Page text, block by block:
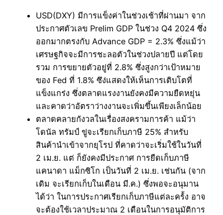
USD(DXY) มีการแข็งค่าในช่วงเช้าที่ผ่านมา จาก
ประกาศตัวเลข Prelim GDP ในช่วง Q4 2024 ซึ่ง
ออกมากตรงกับ Advance GDP = 2.3% ซึ่งแม้ว่า
เศรษฐกิจจะมีการชะลอตัวในช่วงปลายปี แต่โดย
รวม การขยายตัวอยู่ที่ 2.8% ซึ่งสูงกว่าเป้าหมาย
ของ Fed ที่ 1.8% ซึง่แสดงให้เห็นการเติบโตที่
แข็งแกร่ง ซึ่งตลาดแรงงานยังคงมีความยืดหยุ่น
และคาดว่าอัตราว่างงานจะเพิ่มขึ้นเพียงเล็กน้อย
ตลาดคลายกังวลในเรื่องสงครามการค้า แม้ว่า
โดนัล ทรัมป์ ขู่จะเรียกเก็บภาษี 25% สำหรับ
สินค้านำเข้าจากยุโรป ที่คาดว่าจะเริ่มใช้ในวันที่
2 เม.ย. แต่ ก็ยังคงมีประกาศ การยืดเก็บภาษี
แคนาดา แม็กซิโก เป็นวันที่ 2 เม.ย. เช่นกัน (จาก
เดิม จะเรียกเก็บในเดือน มี.ค.) ซึ่งพอจะอนุมาน
ได้ว่า ในการประกาศเรียกเก็บภาษีแต่ละคร้้ง อาจ
จะต้องใช้เวลาประมาณ 2 เดือนในการอนุมัติการ